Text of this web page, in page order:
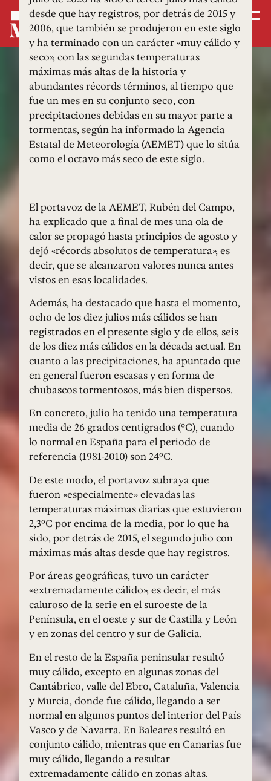
desde que hay registros, por detrás de 2015 y
2006, que también se produjeron en este siglo
y ha terminado con un carácter «muy cálido y
seco», con las segundas temperaturas
máximas más altas de la historia y
abundantes récords términos, al tiempo que
fue un mes en su conjunto seco, con
precipitaciones debidas en su mayor parte a
tormentas, según ha informado la Agencia
Estatal de Meteorología (AEMET) que lo sitúa
como el octavo más seco de este siglo.
El portavoz de la AEMET, Rubén del Campo,
ha explicado que a final de mes una ola de
calor se propagó hasta principios de agosto y
dejó «récords absolutos de temperatura», es
decir, que se alcanzaron valores nunca antes
vistos en esas localidades.
Además, ha destacado que hasta el momento,
ocho de los diez julios más cálidos se han
registrados en el presente siglo y de ellos, seis
de los diez más cálidos en la década actual. En
cuanto a las precipitaciones, ha apuntado que
en general fueron escasas y en forma de
chubascos tormentosos, más bien dispersos.
En concreto, julio ha tenido una temperatura
media de 26 grados centígrados (ºC), cuando
lo normal en España para el periodo de
referencia (1981-2010) son 24ºC.
De este modo, el portavoz subraya que
fueron «especialmente» elevadas las
temperaturas máximas diarias que estuvieron
2,3ºC por encima de la media, por lo que ha
sido, por detrás de 2015, el segundo julio con
máximas más altas desde que hay registros.
Por áreas geográficas, tuvo un carácter
«extremadamente cálido», es decir, el más
caluroso de la serie en el suroeste de la
Península, en el oeste y sur de Castilla y León
y en zonas del centro y sur de Galicia.
En el resto de la España peninsular resultó
muy cálido, excepto en algunas zonas del
Cantábrico, valle del Ebro, Cataluña, Valencia
y Murcia, donde fue cálido, llegando a ser
normal en algunos puntos del interior del País
Vasco y de Navarra. En Baleares resultó en
conjunto cálido, mientras que en Canarias fue
muy cálido, llegando a resultar
extremadamente cálido en zonas altas.